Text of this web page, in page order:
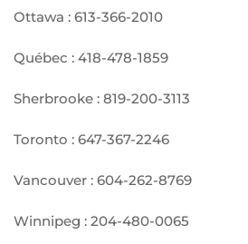
Ottawa : 613-366-2010
Québec : 418-478-1859
Sherbrooke : 819-200-3113
Toronto : 647-367-2246
Vancouver : 604-262-8769
Winnipeg : 204-480-0065